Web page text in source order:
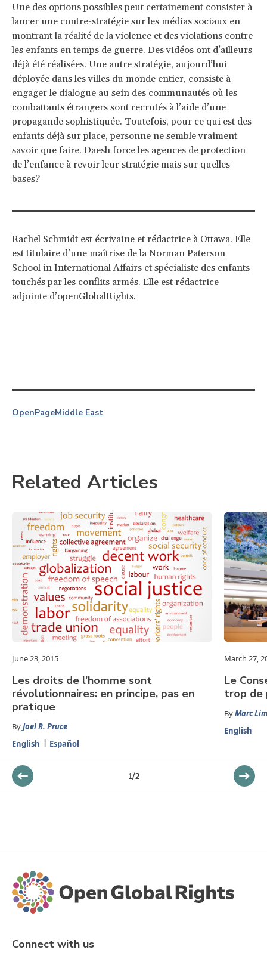
Une des options possibles peut certainement consister à
lancer une contre-stratégie sur les médias sociaux en
montrant la réalité de la violence et des violations contre
les enfants en temps de guerre. Desvidéos ont d’ailleurs
déjà été réalisées. Une autre stratégie, aujourd’hui
déployée dans les villes du monde entier, consiste à
engager le dialogue au sein des communautés où les
combattants étrangers sont recrutés à l’aide d’une
propagande sophistiquée. Toutefois, pour ce qui est des
enfants déjà sur place, personne ne semble vraiment
savoir que faire. Daesh force les agences de protection
de l’enfance à revoir leur stratégie mais sur quelles
bases?
Rachel Schmidt est écrivaine et rédactrice à Ottawa. Elle
est titulaire d’une maîtrise de la Norman Paterson
School in International Affairs et spécialiste des enfants
touchés par les conflits armés. Elle est rédactrice
adjointe d’openGlobalRights.
OpenPageMiddle East
Related Articles
June 23, 2015
Les droits de l’homme sont
révolutionnaires: en principe, pas en
pratique
ByJoel R. Pruce
English
Español
March 27,
Le
trop de
ByMarc
English
1/2
Connect with us